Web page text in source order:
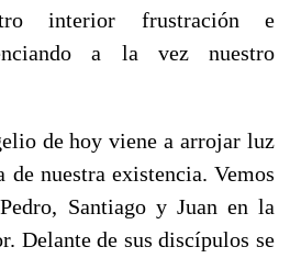
interior frustración e
a la vez nuestro
de hoy viene a arrojar luz
nuestra existencia. Vemos
Santiago y Juan en la
Delante de sus discípulos se